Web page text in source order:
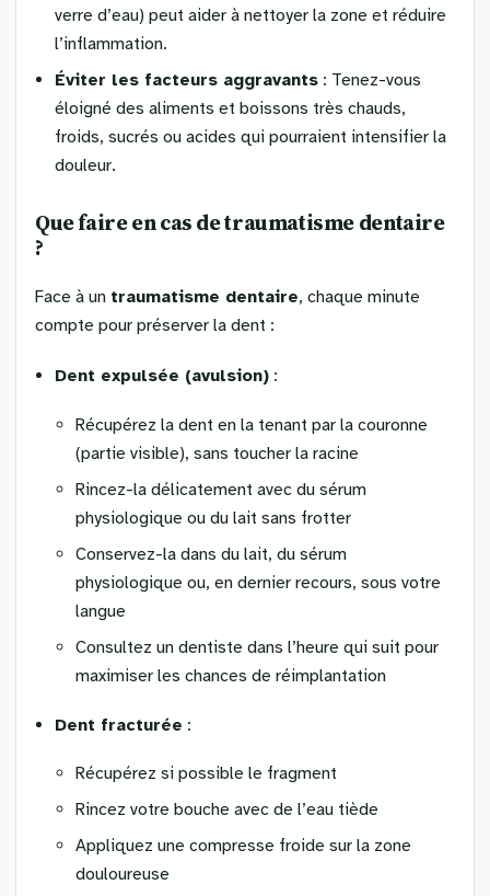
verre d’eau) peut aider à nettoyer la zone et réduire
l’inflammation.
Éviter les facteurs aggravants : Tenez-vous
éloigné des aliments et boissons très chauds,
froids, sucrés ou acides qui pourraient intensifier la
douleur.
Que faire en cas de traumatisme dentaire
?
Face à un traumatisme dentaire, chaque minute
compte pour préserver la dent :
Dent expulsée (avulsion) :
Récupérez la dent en la tenant par la couronne
(partie visible), sans toucher la racine
Rincez-la délicatement avec du sérum
physiologique ou du lait sans frotter
Conservez-la dans du lait, du sérum
physiologique ou, en dernier recours, sous votre
langue
Consultez un dentiste dans l’heure qui suit pour
maximiser les chances de réimplantation
Dent fracturée :
Récupérez si possible le fragment
Rincez votre bouche avec de l’eau tiède
Appliquez une compresse froide sur la zone
douloureuse